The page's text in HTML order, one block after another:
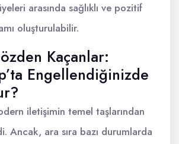
arasında sağlıklı ve pozitif
oluşturulabilir.
Kaçanlar:
Engellendiğinizde
iletişimin temel taşlarından
Ancak, ara sıra bazı durumlarda